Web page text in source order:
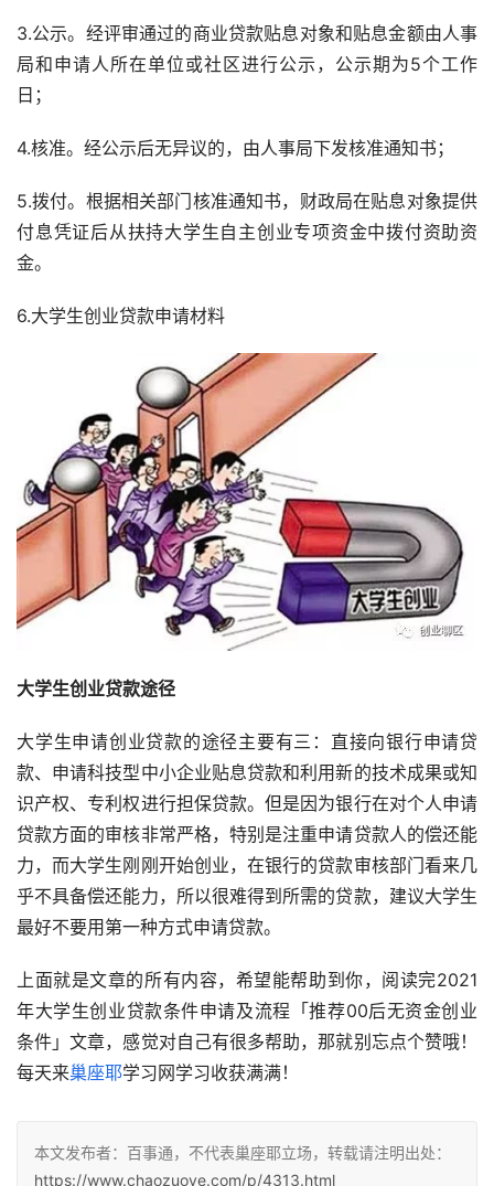
3.公示。经评审通过的商业贷款贴息对象和贴息金额由人事
局和申请人所在单位或社区进行公示，公示期为5个工作
日；
4.核准。经公示后无异议的，由人事局下发核准通知书；
5.拨付。根据相关部门核准通知书，财政局在贴息对象提供
付息凭证后从扶持大学生自主创业专项资金中拨付资助资
金。
6.大学生创业贷款申请材料
大学生创业贷款途径
大学生申请创业贷款的途径主要有三：直接向银行申请贷
款、申请科技型中小企业贴息贷款和利用新的技术成果或知
识产权、专利权进行担保贷款。但是因为银行在对个人申请
贷款方面的审核非常严格，特别是注重申请贷款人的偿还能
力，而大学生刚刚开始创业，在银行的贷款审核部门看来几
乎不具备偿还能力，所以很难得到所需的贷款，建议大学生
最好不要用第一种方式申请贷款。
上面就是文章的所有内容，希望能帮助到你，阅读完2021
年大学生创业贷款条件申请及流程「推荐00后无资金创业
条件」文章，感觉对自己有很多帮助，那就别忘点个赞哦！
每天来巢座耶学习网学习收获满满！
本文发布者：百事通，不代表巢座耶立场，转载请注明出处：
https://www.chaozuoye.com/p/4313.html